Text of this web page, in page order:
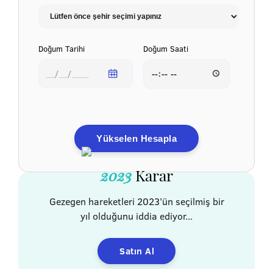
Doğum Tarihi Doğum Saati
Yükselen Hesapla
2023Karar
Gezegen hareketleri 2023’ün seçilmiş bir
yıl olduğunu iddia ediyor...
Satın Al